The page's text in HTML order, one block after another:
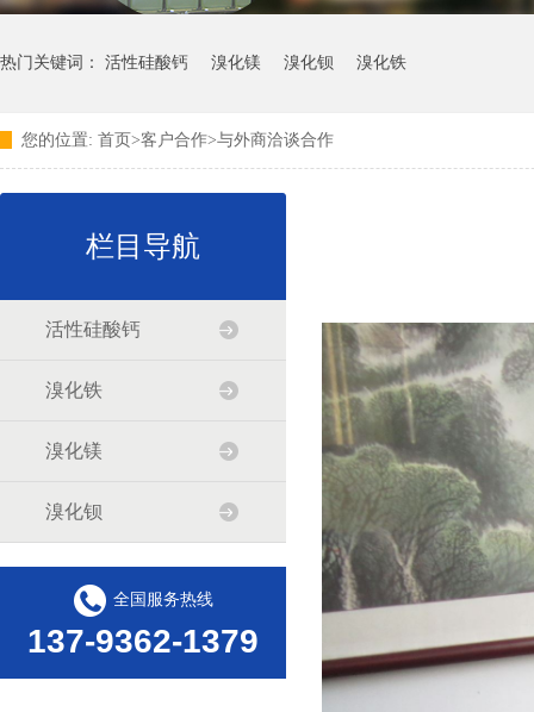
热门关键词： 活性硅酸钙 溴化镁 溴化钡 溴化铁
您的位置: 首页>客户合作>与外商洽谈合作
栏目导航
活性硅酸钙
溴化铁
溴化镁
溴化钡
全国服务热线
137-9362-1379